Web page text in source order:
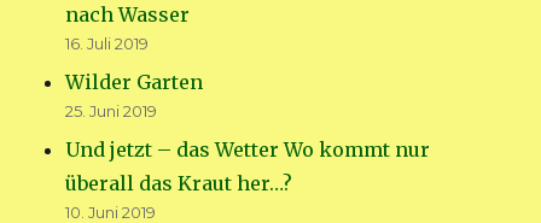
nach Wasser
16. Juli 2019
Wilder Garten
25. Juni 2019
Und jetzt – das Wetter Wo kommt nur
überall das Kraut her…?
10. Juni 2019